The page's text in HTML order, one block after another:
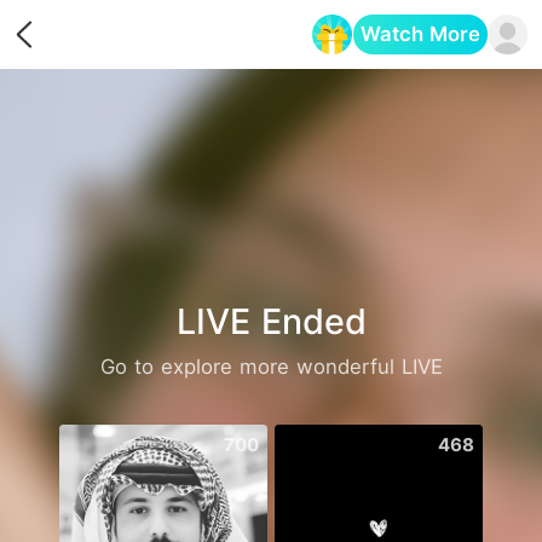
Watch More
LIVE Ended
Go to explore more wonderful LIVE
700 468